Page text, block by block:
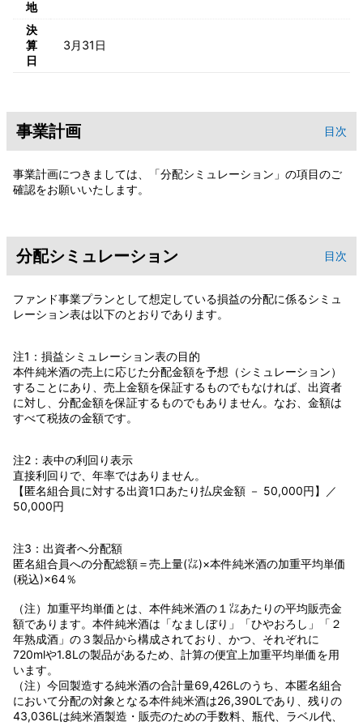
地
決
算
日
3月31日
事業計画 目次
事業計画につきましては、「分配シミュレーション」の項目のご
確認をお願いいたします。
分配シミュレーション 目次
ファンド事業プランとして想定している損益の分配に係るシミュ
レーション表は以下のとおりであります。
注1：損益シミュレーション表の目的
本件純米酒の売上に応じた分配金額を予想（シミュレーション）
することにあり、売上金額を保証するものでもなければ、出資者
に対し、分配金額を保証するものでもありません。なお、金額は
すべて税抜の金額です。
注2：表中の利回り表示
直接利回りで、年率ではありません。
【匿名組合員に対する出資1口あたり払戻金額 － 50,000円】／
50,000円
注3：出資者へ分配額
匿名組合員への分配総額＝売上量(㍑)×本件純米酒の加重平均単価
(税込)×64％
（注）加重平均単価とは、本件純米酒の１㍑あたりの平均販売金
額であります。本件純米酒は「なましぼり」「ひやおろし」「２
年熟成酒」の３製品から構成されており、かつ、それぞれに
720mlや1.8Lの製品があるため、計算の便宜上加重平均単価を用
います。
（注）今回製造する純米酒の合計量69,426Lのうち、本匿名組合
において分配の対象となる本件純米酒は26,390Lであり、残りの
43,036Lは純米酒製造・販売のための手数料、瓶代、ラベル代、